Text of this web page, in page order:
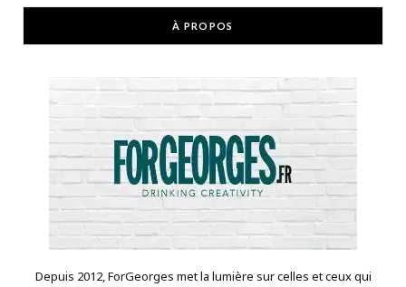
À PROPOS
Depuis 2012, ForGeorges met la lumière sur celles et ceux qui